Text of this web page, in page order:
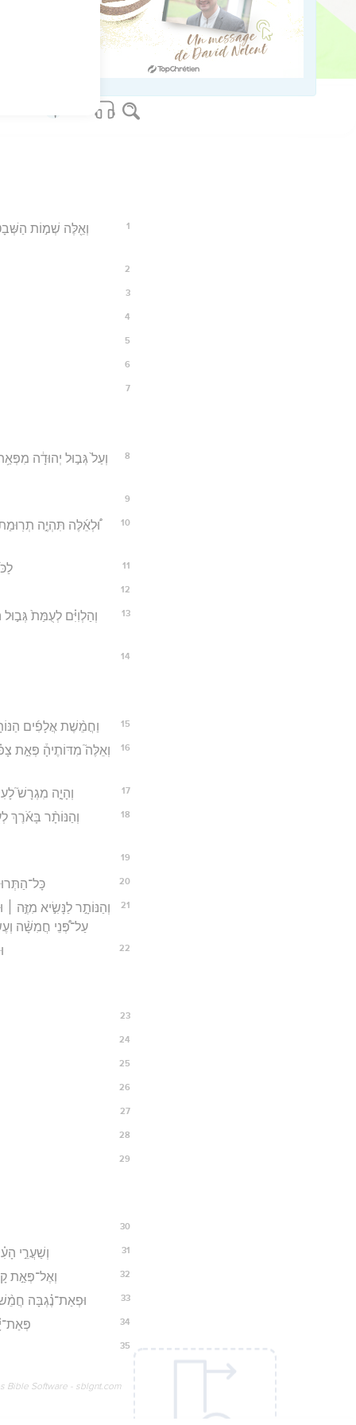
23
Bible Software - sblgnt.com
1
וְאֵ֖לֶּה שְׁמ֣וֹת
2
3
4
5
6
7
8
וְעַל֙ גְּב֣וּל יְהוּדָ֔ה
9
10
וּ֠לְאֵ֜לֶּה תִּהְיֶ֣ה
11
12
13
וְהַלְוִיִּ֗ם לְעֻמַּת֙
14
15 וַחֲמֵ֨שֶׁת אֲלָפִ֜ים
16
וְאֵלֶּה֮ מִדּוֹתֶיהָ֒ פְּאַ֣ת
17 וְהָיָ֣ה מִגְרָשׁ֮
18
וְהַנּוֹתָ֨ר בָּאֹ֜רֶךְ
19
20
21
וְהַנּוֹתָ֣ר לַנָּשִׂ֣יא מִזֶּ֣ה
עַל־פְּ֠נֵי חֲמִשָּׁ֨ה
22
23
24
25
26
27
28
29
30
31 וְשַׁעֲרֵ֣י
32 וְאֶל־פְּאַ֣ת
33 וּפְאַת־נֶ֗גְבָּה
34
35
Bible Software - sblgnt.com